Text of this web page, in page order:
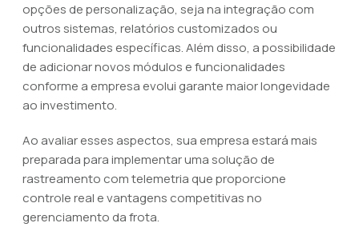
opções de personalização, seja na integração com
outros sistemas, relatórios customizados ou
funcionalidades específicas. Além disso, a possibilidade
de adicionar novos módulos e funcionalidades
conforme a empresa evolui garante maior longevidade
ao investimento.
Ao avaliar esses aspectos, sua empresa estará mais
preparada para implementar uma solução de
rastreamento com telemetria que proporcione
controle real e vantagens competitivas no
gerenciamento da frota.